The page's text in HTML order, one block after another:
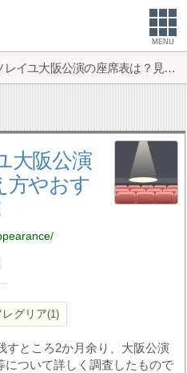
MENU
シルクドソレイユ大阪公演の座席表は？見え方やおすすめも徹底調査！
大阪公演
方やおす
レグリア 1
すところ2か月余り、大阪公演
ついて詳しく調査したもので